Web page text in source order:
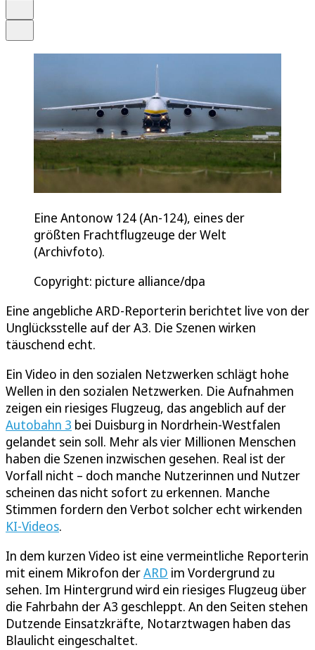
Eine Antonow 124 (An-124), eines der
größten Frachtflugzeuge der Welt
(Archivfoto).
Copyright: picture alliance/dpa
Eine angebliche ARD-Reporterin berichtet live von der
Unglücksstelle auf der A3. Die Szenen wirken
täuschend echt.
Ein Video in den sozialen Netzwerken schlägt hohe
Wellen in den sozialen Netzwerken. Die Aufnahmen
zeigen ein riesiges Flugzeug, das angeblich auf der
Autobahn 3 bei Duisburg in Nordrhein-Westfalen
gelandet sein soll. Mehr als vier Millionen Menschen
haben die Szenen inzwischen gesehen. Real ist der
Vorfall nicht – doch manche Nutzerinnen und Nutzer
scheinen das nicht sofort zu erkennen. Manche
Stimmen fordern den Verbot solcher echt wirkenden
KI-Videos.
In dem kurzen Video ist eine vermeintliche Reporterin
mit einem Mikrofon derARD im Vordergrund zu
sehen. Im Hintergrund wird ein riesiges Flugzeug über
die Fahrbahn der A3 geschleppt. An den Seiten stehen
Dutzende Einsatzkräfte, Notarztwagen haben das
Blaulicht eingeschaltet.